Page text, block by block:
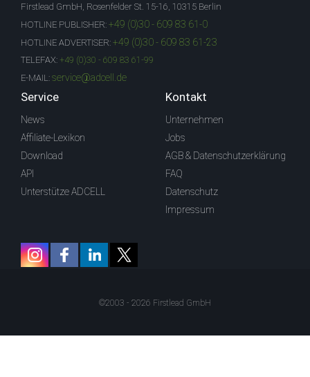
Firstlead GmbH, Rosenfelder St. 15-16, 10315 Berlin
HOTLINE PUBLISHER: +49 (0)30 - 609 83 61-0
HOTLINE ADVERTISER: +49 (0)30 - 609 83 61-23
TELEFAX: +49 (0)30 - 609 83 61-99
E-MAIL: service@adcell.de
Service
News
Affiliate-Lexikon
Download
API
Unterstütze ADCELL
Kontakt
Unternehmen
Jobs
AGB & Datenschutzerklärung
FAQ
Datenschutz
Impressum
©2003 - 2026 Firstlead GmbH